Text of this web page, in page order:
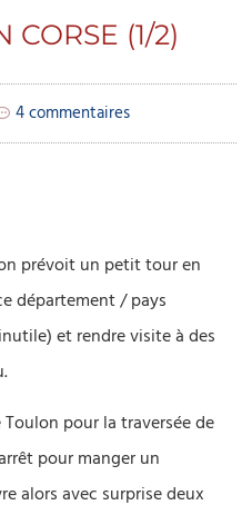
CORSE (1/2)
4 commentaires
prévoit un petit tour en
département / pays
et rendre visite à des
pour la traversée de
pour manger un
alors avec surprise deux